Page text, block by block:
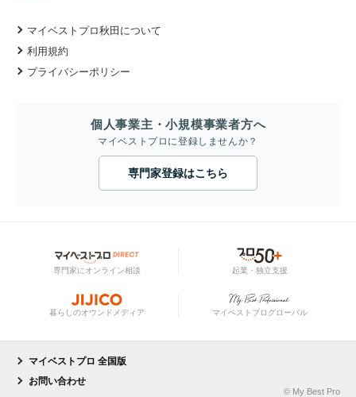
マイベストプロ秋田について
利用規約
プライバシーポリシー
個人事業主・小規模事業者方へ
マイベストプロに登録しませんか？
専門家登録はこちら
専門家にオンライン相談 起業・独立支援
暮らしのオウンドメディア マイベストプログローバル
マイベストプロ 全国版
お問い合わせ
© My Best Pro